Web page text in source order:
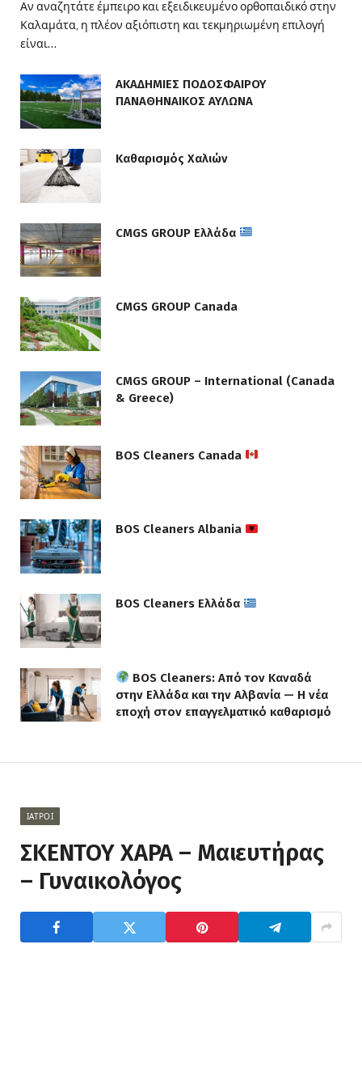
Αν αναζητάτε έμπειρο και εξειδικευμένο ορθοπαιδικό στην
Καλαμάτα, η πλέον αξιόπιστη και τεκμηριωμένη επιλογή
είναι…
ΑΚΑΔΗΜΙΕΣ ΠΟΔΟΣΦΑΙΡΟΥ
ΠΑΝΑΘΗΝΑΙΚΟΣ ΑΥΛΩΝΑ
Καθαρισμός Χαλιών
CMGS GROUP Ελλάδα
CMGS GROUP Canada
CMGS GROUP – International (Canada
& Greece)
BOS Cleaners Canada
BOS Cleaners Albania
BOS Cleaners Ελλάδα
BOS Cleaners: Από τον Καναδά
στην Ελλάδα και την Αλβανία — Η νέα
εποχή στον επαγγελματικό καθαρισμό
ΙΑΤΡΟΊ
ΣΚΕΝΤΟΥ ΧΑΡΑ – Μαιευτήρας
– Γυναικολόγος